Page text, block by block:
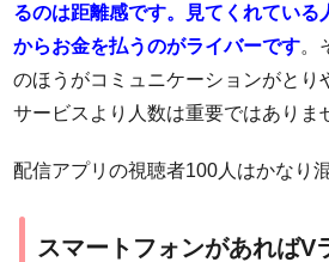
るのは距離感です。見てくれている
からお金を払うのがライバーです。
のほうがコミュニケーションがとり
サービスより人数は重要ではありま
配信アプリの視聴者100人はかなり
スマートフォンがあればV